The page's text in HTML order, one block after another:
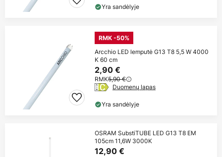
Yra sandėlyje
RMK -50%
Arcchio LED lemputė G13 T8 5,5 W 4000
K 60 cm
2,90 €
RMK5,90 €
Duomenų lapas
Yra sandėlyje
OSRAM SubstiTUBE LED G13 T8 EM
105cm 11,6W 3000K
12,90 €